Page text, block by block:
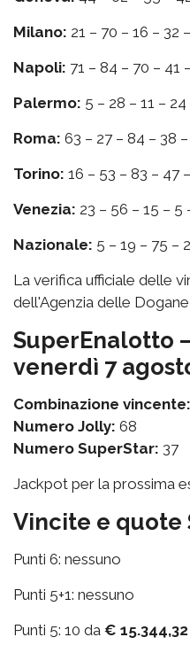
Milano: 21 – 70 – 16 – 32
Napoli: 71 – 84 – 70 – 41
Palermo: 5 – 28 – 11 – 24
Roma: 63 – 27 – 84 – 38
Torino: 16 – 53 – 83 – 47
Venezia: 23 – 56 – 15 – 5
Nazionale: 5 – 19 – 75 –
La verifica ufficiale delle
dell'Agenzia delle
SuperEnalotto
venerdì 7
Combinazione vincente:
Numero Jolly: 68
Numero SuperStar: 37
Jackpot per la prossima
Vincite e quote
Punti 6: nessuno
Punti 5+1: nessuno
Punti 5: 10 da € 15.344,32